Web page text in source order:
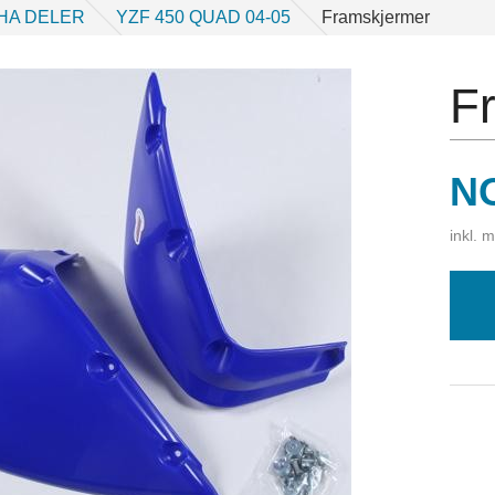
DELER YZF 450 QUAD 04-05 Framskjermer
inkl.